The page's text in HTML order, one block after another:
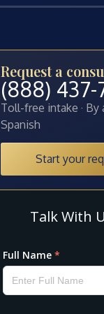
Request a
(888) 437-
Toll-free intake · By
Spanish
Start your